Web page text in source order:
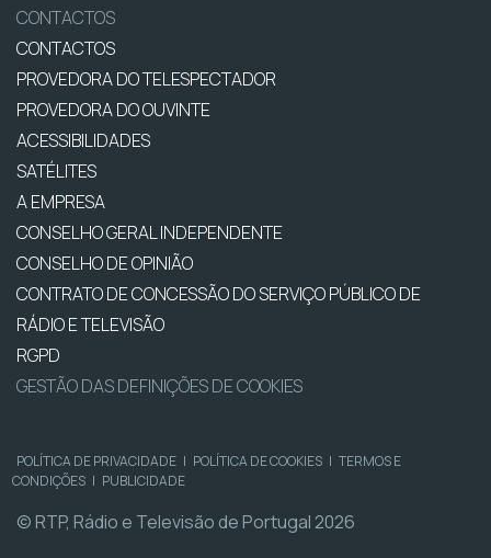
CONTACTOS
CONTACTOS
PROVEDORA DO TELESPECTADOR
PROVEDORA DO OUVINTE
ACESSIBILIDADES
SATÉLITES
A EMPRESA
CONSELHO GERAL INDEPENDENTE
CONSELHO DE OPINIÃO
CONTRATO DE CONCESSÃO DO SERVIÇO PÚBLICO DE
RÁDIO E TELEVISÃO
RGPD
GESTÃO DAS DEFINIÇÕES DE COOKIES
POLÍTICA DE PRIVACIDADE | POLÍTICA DE COOKIES | TERMOS E
CONDIÇÕES | PUBLICIDADE
© RTP, Rádio e Televisão de Portugal 2026